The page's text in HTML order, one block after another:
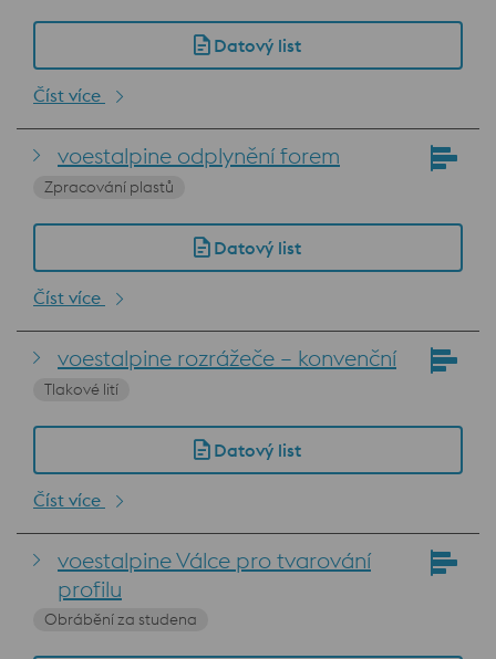
Datový list
Číst více
voestalpine odplynění forem
Zpracování plastů
Datový list
Číst více
voestalpine rozrážeče – konvenční
Tlakové lití
Datový list
Číst více
voestalpine Válce pro tvarování
profilu
Obrábění za studena